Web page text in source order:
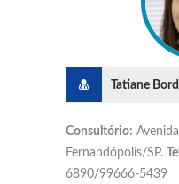
Tatiane
Consultório:
Fernandópolis/SP.
6890/99666-5439